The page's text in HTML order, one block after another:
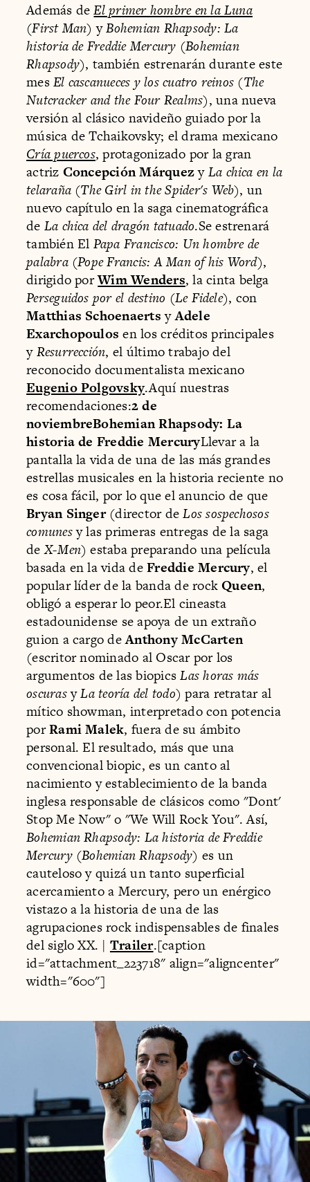
Además deEl primer hombre en la Luna
(First Man) yBohemian Rhapsody: La
historia de Freddie Mercury (Bohemian
Rhapsody), también estrenarán durante este
mesEl cascanueces y los cuatro reinos (The
Nutcracker and the Four Realms), una nueva
versión al clásico navideño guiado por la
música de Tchaikovsky; el drama mexicano
Cría puercos, protagonizado por la gran
actriz Concepción MárquezyLa chica en la
telaraña (The Girl in the Spider's Web), un
nuevo capítulo en la saga cinematográfica
de La chica del dragón tatuado.Se estrenará
también El Papa Francisco: Un hombre de
palabra(Pope Francis: A Man of his Word),
dirigido porWim Wenders, la cinta belga
Perseguidos por el destino (Le Fidele), con
Matthias SchoenaertsyAdele
Exarchopoulos en los créditos principales
yResurrección, el último trabajo del
reconocido documentalista mexicano
Eugenio Polgovsky.Aquí nuestras
recomendaciones:2 de
noviembreBohemian Rhapsody: La
historia de Freddie MercuryLlevar a la
pantalla la vida de una de las más grandes
estrellas musicales en la historia reciente no
es cosa fácil, por lo que el anuncio de que
Bryan Singer(director deLos sospechosos
comunesy las primeras entregas de la saga
deX-Men) estaba preparando una película
basada en la vida deFreddie Mercury, el
popular líder de la banda de rockQueen,
obligó a esperar lo peor.El cineasta
estadounidense se apoya de un extraño
guion a cargo deAnthony McCarten
(escritor nominado al Oscar por los
argumentos de las biopicsLas horas más
oscurasyLa teoría del todo) para retratar al
mítico showman, interpretado con potencia
porRami Malek, fuera de su ámbito
personal. El resultado, más que una
convencional biopic, es un canto al
nacimiento y establecimiento de la banda
inglesa responsable de clásicos como "Dont'
Stop Me Now" o "We Will Rock You". Así,
Bohemian Rhapsody: La historia de Freddie
Mercury(Bohemian Rhapsody) es un
cauteloso y quizá un tanto superficial
acercamiento a Mercury, pero un enérgico
vistazo a la historia de una de las
agrupaciones rock indispensables de finales
del siglo XX. | Trailer.[caption
id="attachment_223718" align="aligncenter"
width="600"]